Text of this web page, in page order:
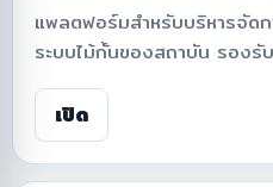
แพลตฟอร์มสำหรับบริหารจัด
ระบบไม้กั้นของสถาบัน รอง
เข้า–ออก การบันทึกข้อมูลผู้ใ
เชื่อมโยงข้อมูลทะเบียนรถ แล
ส่วนตัวตาม PDPA เพื่อให้การ
มีความปลอดภัย โปร่งใส แล
เปิด